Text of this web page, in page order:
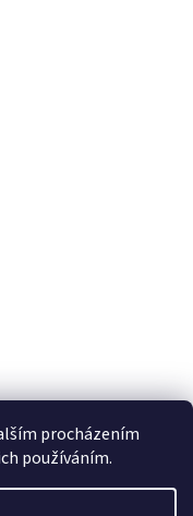
procházením
používáním.